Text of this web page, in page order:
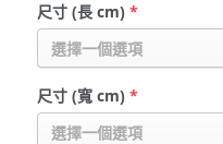
尺寸 (長 cm)*
選擇一個選項
尺寸 (寬 cm)*
選擇一個選項
收納紙箱